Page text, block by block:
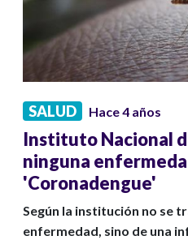
SALUD Hace 4 años
Instituto Nacional
ninguna
'Coronadengue'
Según la institución no se
enfermedad, sino de una